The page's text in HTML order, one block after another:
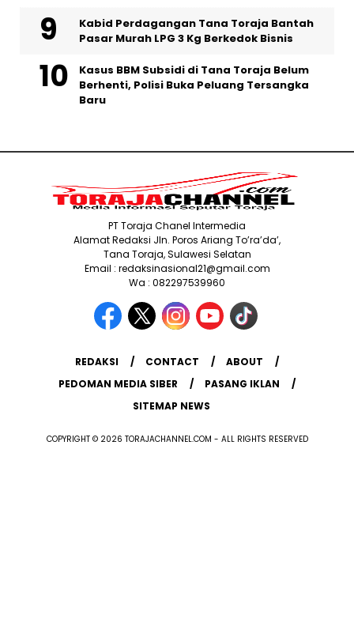
Kabid Perdagangan Tana Toraja Bantah
Pasar Murah LPG 3 Kg Berkedok Bisnis
Kasus BBM Subsidi di Tana Toraja Belum
Berhenti, Polisi Buka Peluang Tersangka
Baru
PT Toraja Chanel Intermedia
Alamat Redaksi Jln. Poros Ariang To’ra’da’,
Tana Toraja, Sulawesi Selatan
Email : redaksinasional21@gmail.com
Wa : 082297539960
REDAKSI CONTACT
ABOUT
PEDOMAN MEDIA SIBER
PASANG IKLAN
SITEMAP NEWS
COPYRIGHT © 2026 TORAJACHANNEL.COM - ALL RIGHTS RESERVED